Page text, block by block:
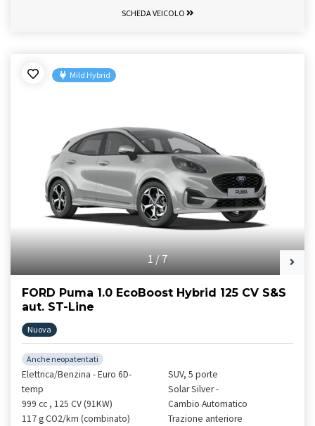
SCHEDA VEICOLO
1/7
Mild Hybrid
FORD Puma 1.0 EcoBoost Hybrid 125 CV S&S
aut. ST-Line
Nuova
Anche neopatentati
Elettrica/Benzina - Euro 6D-
temp
999 cc , 125 CV (91KW)
117 g CO2/km (combinato)
SUV, 5 porte
Solar Silver -
Cambio Automatico
Trazione anteriore